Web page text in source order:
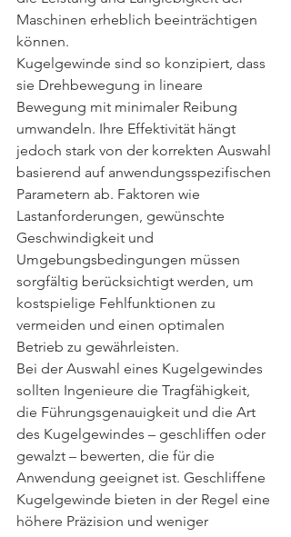
Maschinen erheblich beeinträchtigen
können.
Kugelgewinde sind so konzipiert, dass
sie Drehbewegung in lineare
Bewegung mit minimaler Reibung
umwandeln. Ihre Effektivität hängt
jedoch stark von der korrekten Auswahl
basierend auf anwendungsspezifischen
Parametern ab. Faktoren wie
Lastanforderungen, gewünschte
Geschwindigkeit und
Umgebungsbedingungen müssen
sorgfältig berücksichtigt werden, um
kostspielige Fehlfunktionen zu
vermeiden und einen optimalen
Betrieb zu gewährleisten.
Bei der Auswahl eines Kugelgewindes
sollten Ingenieure die Tragfähigkeit,
die Führungsgenauigkeit und die Art
des Kugelgewindes – geschliffen oder
gewalzt – bewerten, die für die
Anwendung geeignet ist. Geschliffene
Kugelgewinde bieten in der Regel eine
höhere Präzision und weniger